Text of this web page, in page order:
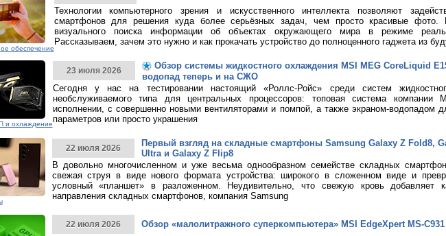
обеспечение
Технологии компьютерного зрения и искусственного интеллекта позволяют
смартфонов для решения куда более серьёзных задач, чем просто красивые фото.
визуального поиска информации об объектах окружающего мира в режиме
Рассказываем, зачем это нужно и как прокачать устройство до полноценного гаджета из
и охлаждение
23 июля 2026
Обзор системы жидкостного охлаждения MSI MEG CoreLiquid
водопад теперь и на СЖО
Сегодня у нас на тестировании настоящий «Роллс-Ройс» среди систем
необслуживаемого типа для центральных процессоров: топовая система компании
исполнении, с совершенно новыми вентиляторами и помпой, а также экраном-водопадом
параметров или просто украшения
22 июля 2026
Первый взгляд на складные смартфоны Samsung Galaxy Z Fold8,
Ultra и Galaxy Z Flip8
В довольно многочисленном и уже весьма однообразном семействе складных
свежая струя в виде нового формата устройства: широкого в сложенном виде и
условный «планшет» в разложенном. Неудивительно, что свежую кровь добавляет
направления складных смартфонов, компания Samsung
22 июля 2026
Обзор «малолитражного суперкомпьютера» MSI EdgeXpert MS-C931